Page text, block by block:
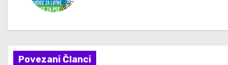
њ
еPovezani Članci